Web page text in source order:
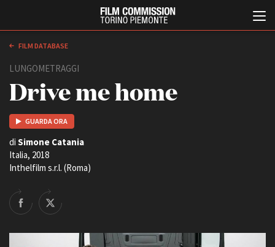
ABOUT
Chi siamo
Production Days
FILM DATABASE
LUNGOMETRAGGI
Drive me home
GUARDA ORA
di Simone Catania
Italia, 2018
Inthelfilm s.r.l. (Roma)